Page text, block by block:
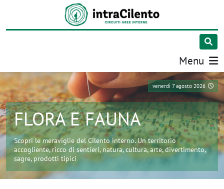
Menu
venerdì 7 agosto 2026
FLORA E FAUNA
Scopri le meraviglie del Cilento interno. Un territorio
accogliente, ricco di sentieri, natura, cultura, arte, divertimento,
sagre, prodotti tipici